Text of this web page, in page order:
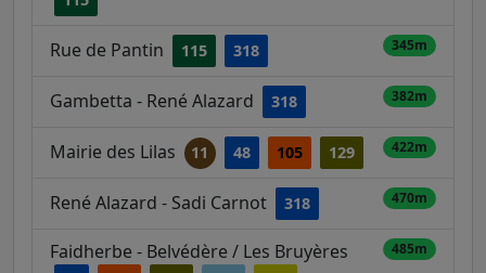
Rue de Pantin 115 318 345m
Gambetta - René Alazard 318 382m
Mairie des Lilas 11 48 105 129 422m
René Alazard - Sadi Carnot 318 470m
Faidherbe - Belvédère / Les Bruyères 485m